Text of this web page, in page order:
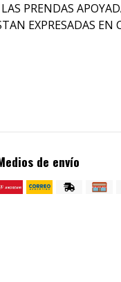
PRENDAS
EXPRESADAS EN
de envío